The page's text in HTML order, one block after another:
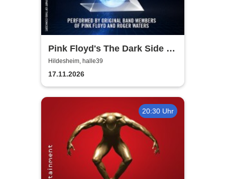
Pink Floyd's The Dark Side of
the Moon - In Concert
Hildesheim, halle39
17.11.2026
20:30 Uhr